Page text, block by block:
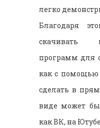
легко
Благодаря
скачивать
программ для
как с помощью
сделать в
виде может
как ВК, на